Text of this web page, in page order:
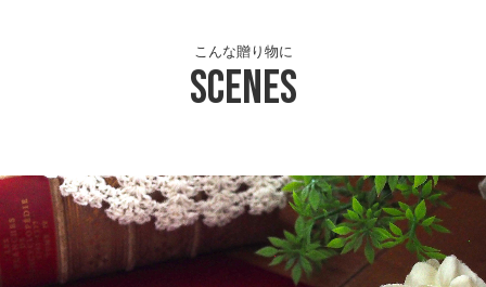
Scenes
こんな贈り物に